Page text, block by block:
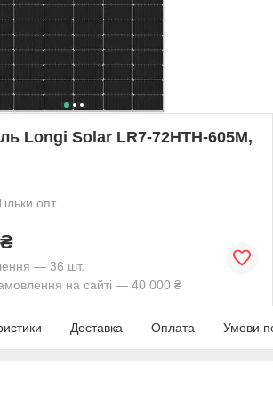
Longi Solar LR7-72HTH-605M,
опт
₴
— 36 шт.
на сайті — 40 000 ₴
Доставка Оплата Умови